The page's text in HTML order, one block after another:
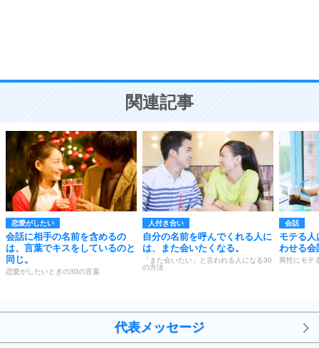
ことが大切。
関連記事
恋愛がしたい
会話に相手の名前を含めるの
は、言葉でキスをしているのと
同じ。
恋愛がしたいときの30の言葉
人付き合い
自分の名前を呼んでくれる人に
は、また会いたくなる。
「また会いたい」と言われる人になる30
の方法
会話
モテる
わせる会
異性にモテ
代表メッセージ